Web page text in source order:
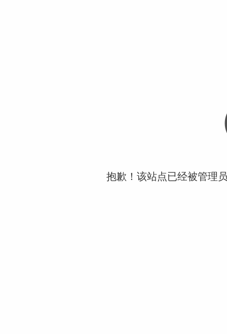
抱歉！该站点已经被管理